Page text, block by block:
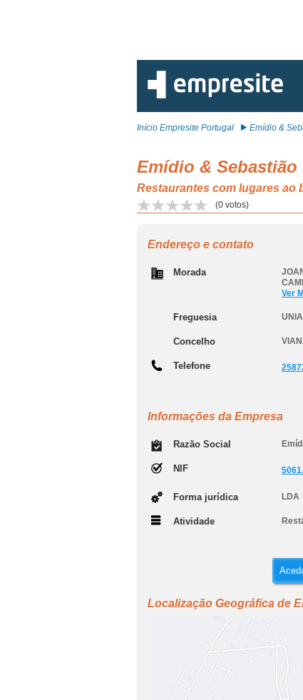
Início Empresite Portugal Emídio &
Emídio & Sebastião
Restaurantes com lugares ao
(0 votos)
Endereço e contato
Morada
Ver
Freguesia
Concelho
Telefone
Informações da Empresa
Razão Social
NIF
Forma jurídica LDA
Atividade
Localização Geográfica de